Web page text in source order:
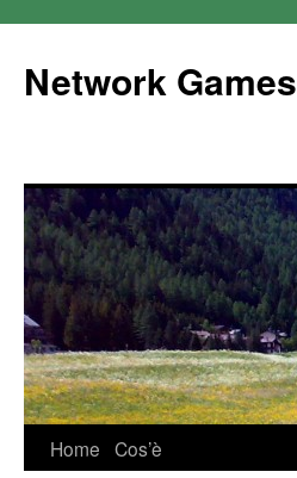
Network Games
Home Cos’è